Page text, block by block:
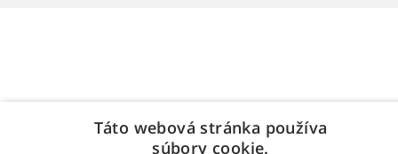
Táto webová stránka používa
súbory cookie.